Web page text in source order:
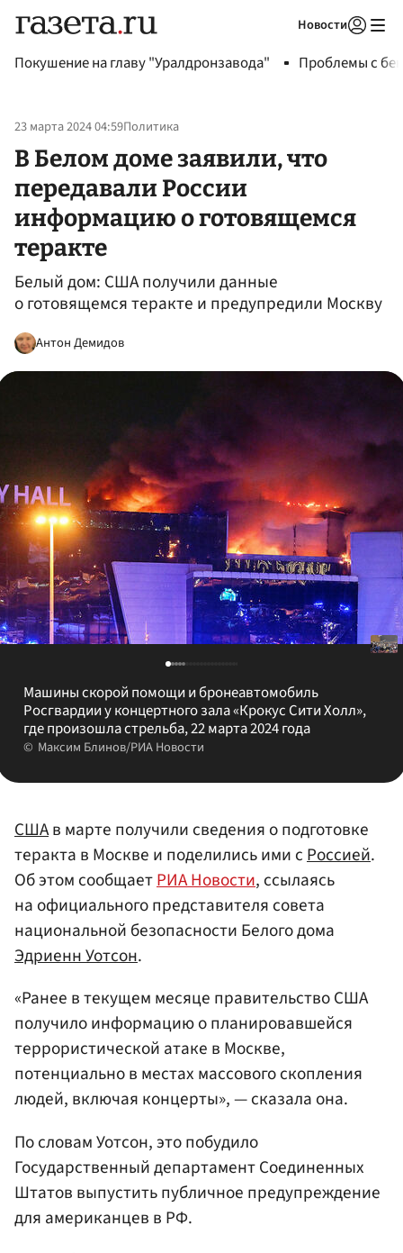
Новости
Покушение на главу "Уралдронзавода" Проблемы с
23 марта 2024 04:59Политика
В Белом доме заявили, что
передавали России
информацию о готовящемся
теракте
Белый дом: США получили данные
о готовящемся теракте и предупредили Москву
Антон Демидов
Машины скорой помощи и бронеавтомобиль
Росгвардии у концертного зала «Крокус Сити Холл»,
где произошла стрельба, 22 марта 2024 года
Максим Блинов/РИА Новости
СШАв марте получили сведения о подготовке
теракта в Москве и поделились ими сРоссией.
Об этом сообщаетРИА Новости, ссылаясь
на официального представителя совета
национальной безопасности Белого дома
Эдриенн Уотсон.
«Ранее в текущем месяце правительство США
получило информацию о планировавшейся
террористической атаке в Москве,
потенциально в местах массового скопления
людей, включая концерты», — сказала она.
По словам Уотсон, это побудило
Государственный департамент Соединенных
Штатов выпустить публичное предупреждение
для американцев в РФ.